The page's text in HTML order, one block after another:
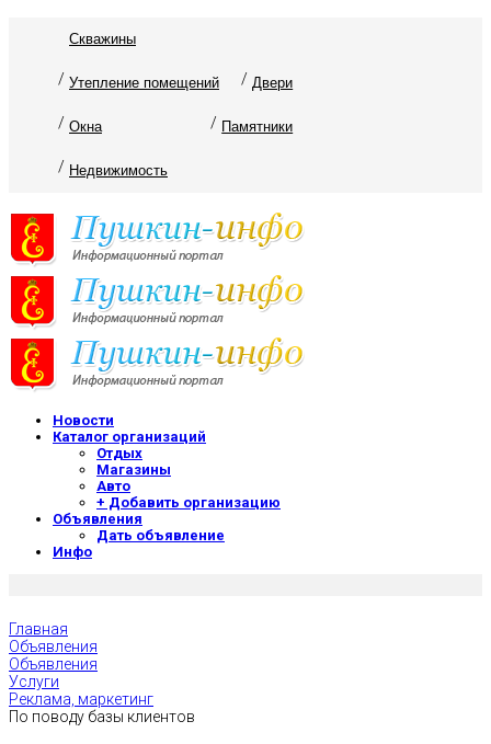
Скважины
Утепление помещений Двери
Окна Памятники
Недвижимость
Новости
Каталог организаций
Отдых
Магазины
Авто
+ Добавить организацию
Объявления
Дать объявление
Инфо
Главная
Объявления
Объявления
Услуги
Реклама, маркетинг
По поводу базы клиентов